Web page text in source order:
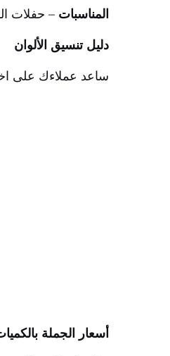
المناسبات – حفلات
دليل تنسيق الألوان
ساعد عملاءك على
أسعار الجملة